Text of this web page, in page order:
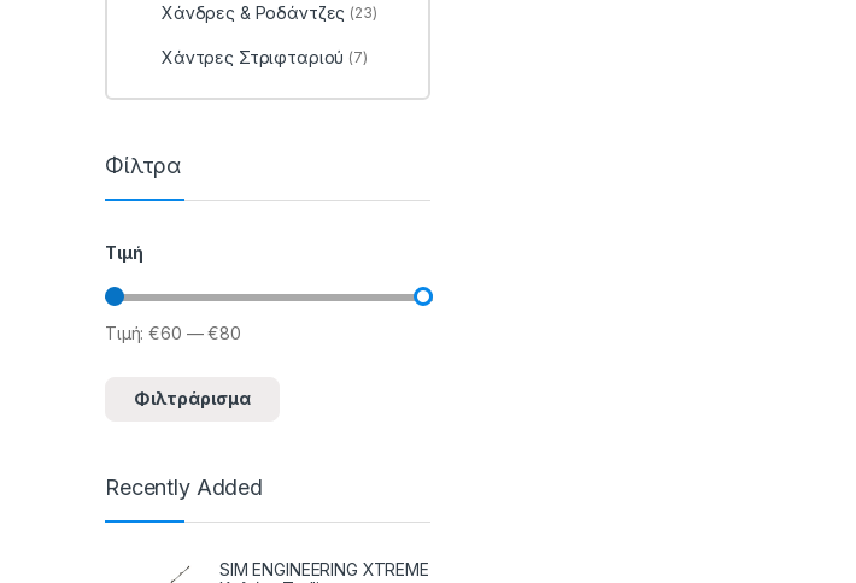
Χάνδρες & Ροδάντζες (23)
Χάντρες Στριφταριού (7)
Φίλτρα
Τιμή
Ελάχιστη τιμή
Μέγιστη τιμή
Φιλτράρισμα
Τιμή:€60 —€80
Recently Added
SIM ENGINEERING XTREME